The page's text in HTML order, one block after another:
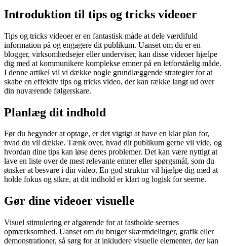
Introduktion til tips og tricks videoer
Tips og tricks videoer er en fantastisk måde at dele værdifuld
information på og engagere dit publikum. Uanset om du er en
blogger, virksomhedsejer eller underviser, kan disse videoer hjælpe
dig med at kommunikere komplekse emner på en letforståelig måde.
I denne artikel vil vi dække nogle grundlæggende strategier for at
skabe en effektiv tips og tricks video, der kan række langt ud over
din nuværende følgerskare.
Planlæg dit indhold
Før du begynder at optage, er det vigtigt at have en klar plan for,
hvad du vil dække. Tænk over, hvad dit publikum gerne vil vide, og
hvordan dine tips kan løse deres problemer. Det kan være nyttigt at
lave en liste over de mest relevante emner eller spørgsmål, som du
ønsker at besvare i din video. En god struktur vil hjælpe dig med at
holde fokus og sikre, at dit indhold er klart og logisk for seerne.
Gør dine videoer visuelle
Visuel stimulering er afgørende for at fastholde seernes
opmærksomhed. Uanset om du bruger skærmdelinger, grafik eller
demonstrationer, så sørg for at inkludere visuelle elementer, der kan